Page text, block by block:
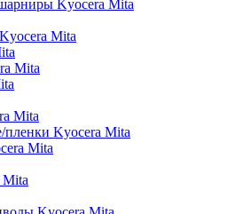
Kyocera Mita
Mita
Mita
Mita
Kyocera Mita
Mita
Mita